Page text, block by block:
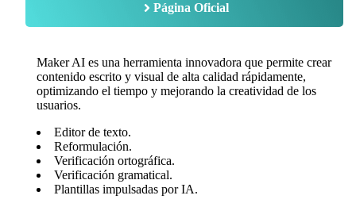
Página Oficial
Maker AI es una herramienta innovadora que permite crear
contenido escrito y visual de alta calidad rápidamente,
optimizando el tiempo y mejorando la creatividad de los
usuarios.
Editor de texto.
Reformulación.
Verificación ortográfica.
Verificación gramatical.
Plantillas impulsadas por IA.